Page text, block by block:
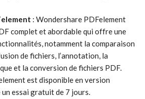
: Wondershare PDFelement
complet et abordable qui offre une
notamment la comparaison
de fichiers, l’annotation, la
et la conversion de fichiers PDF.
est disponible en version
essai gratuit de 7 jours.